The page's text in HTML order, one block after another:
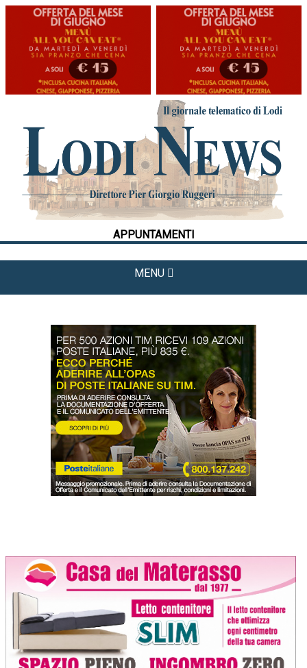
APPUNTAMENTI
MENU
HOME
CRONACA
POLITICA
LA FOTO
METEO
CULTURA
DAL TERRITORIO
OROSCOPO
LA PIAZZA
ANIMALI
OCCHIO ALLA TRUFFA
NECROLOGI